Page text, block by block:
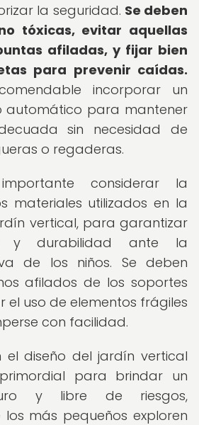
la seguridad. Se deben
tóxicas, evitar aquellas
afiladas, y fijar bien
para prevenir caídas.
incorporar un
automático para mantener
sin necesidad de
o regaderas.
considerar la
materiales utilizados en la
vertical, para garantizar
y durabilidad ante la
de los niños. Se deben
afilados de los soportes
el uso de elementos frágiles
con facilidad.
el diseño del jardín vertical
para brindar un
y libre de riesgos,
más pequeños exploren